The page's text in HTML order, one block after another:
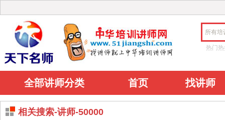
所有培
热门
全部讲师分类 首页 找讲师
相关搜索-讲师-50000